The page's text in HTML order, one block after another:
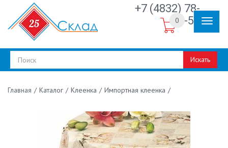
+7 (4832) 78-
30-50
Искать
0
Главная / Каталог / Клеенка / Импортная клеенка /